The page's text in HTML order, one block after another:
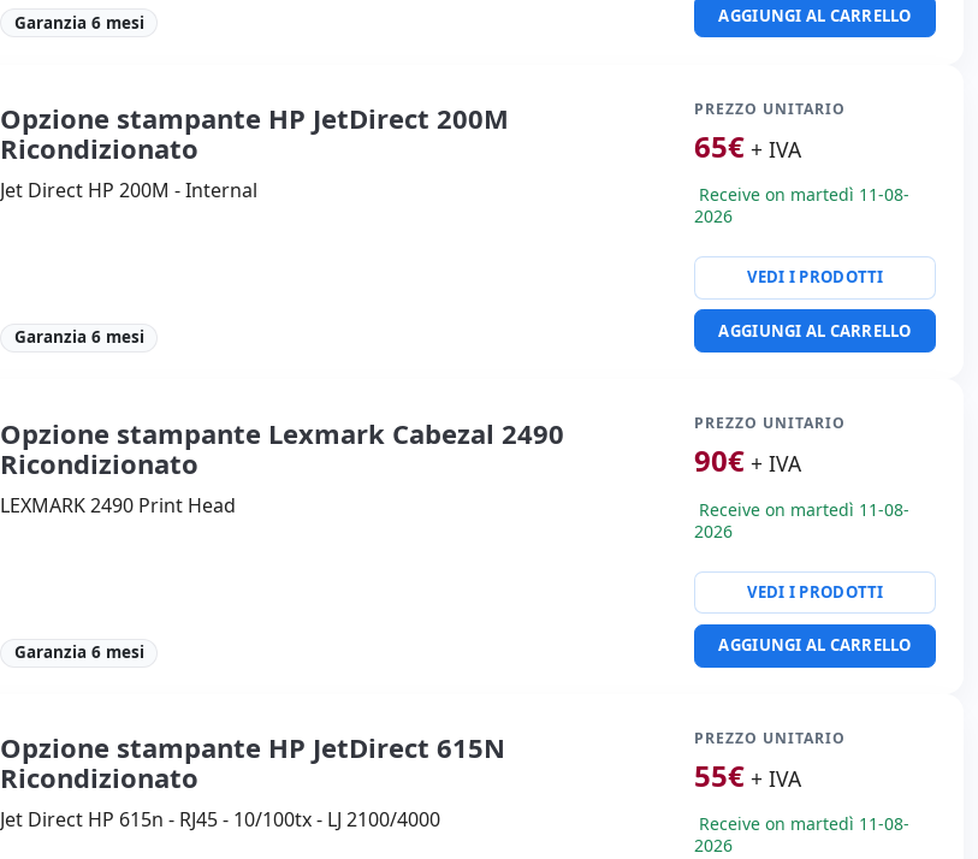
Garanzia 6 mesi AGGIUNGI AL CARRELLO
Opzione stampante HP JetDirect 200M
Ricondizionato
Jet Direct HP 200M - Internal
Garanzia 6 mesi
PREZZO UNITARIO
65€ + IVA
Receive on martedì 11-08-
2026
VEDI I PRODOTTI
AGGIUNGI AL CARRELLO
Opzione stampante Lexmark Cabezal 2490
Ricondizionato
LEXMARK 2490 Print Head
Garanzia 6 mesi
PREZZO UNITARIO
90€ + IVA
Receive on martedì 11-08-
2026
VEDI I PRODOTTI
AGGIUNGI AL CARRELLO
Opzione stampante HP JetDirect 615N
Ricondizionato
Jet Direct HP 615n - RJ45 - 10/100tx - LJ 2100/4000
PREZZO UNITARIO
55€ + IVA
Receive on martedì 11-08-
2026